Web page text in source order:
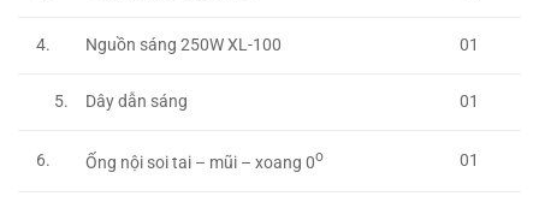
4. Nguồn sáng 250W XL-100 01
5. Dây dẫn sáng 01
6. Ống nội soi tai – mũi – xoang 0o 01